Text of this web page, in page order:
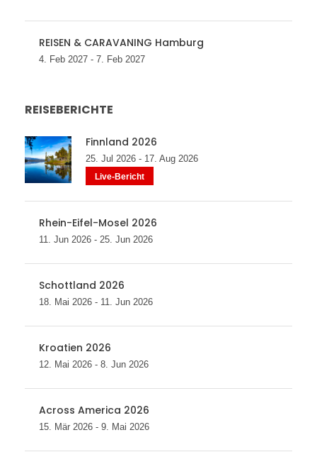
REISEN & CARAVANING Hamburg
4. Feb 2027 - 7. Feb 2027
REISEBERICHTE
Finnland 2026
25. Jul 2026 - 17. Aug 2026
Live-Bericht
Rhein-Eifel-Mosel 2026
11. Jun 2026 - 25. Jun 2026
Schottland 2026
18. Mai 2026 - 11. Jun 2026
Kroatien 2026
12. Mai 2026 - 8. Jun 2026
Across America 2026
15. Mär 2026 - 9. Mai 2026